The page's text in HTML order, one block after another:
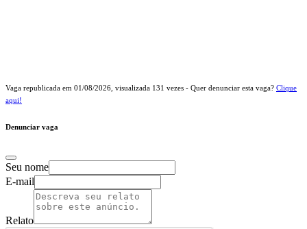
Vaga republicada em 01/08/2026 , visualizada 131 vezes - Quer denunciar esta vaga? Clique
aqui!
Denunciar vaga
Seu nome
E-mail
Relato